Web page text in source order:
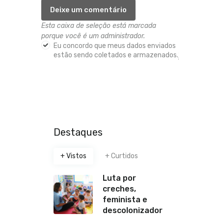
Esta caixa de seleção está marcada
porque você é um administrador.
Eu concordo que meus dados enviados
estão sendo coletados e armazenados.
Destaques
+ Vistos + Curtidos
Luta por
creches,
feminista e
descolonizador